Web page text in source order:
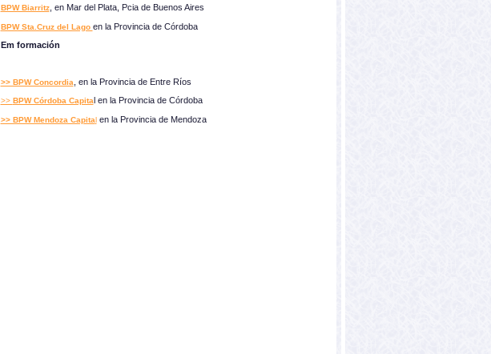
BPW Biarritz, en Mar del Plata, Pcia de Buenos Aires
BPW Sta.Cruz del Lago en la Provincia de Córdoba
Em formación
>> BPW Concordia , en la Provincia de Entre Ríos
>> BPW Córdoba Capital en la Provincia de Córdoba
>> BPW Mendoza Capitalen la Provincia de Mendoza